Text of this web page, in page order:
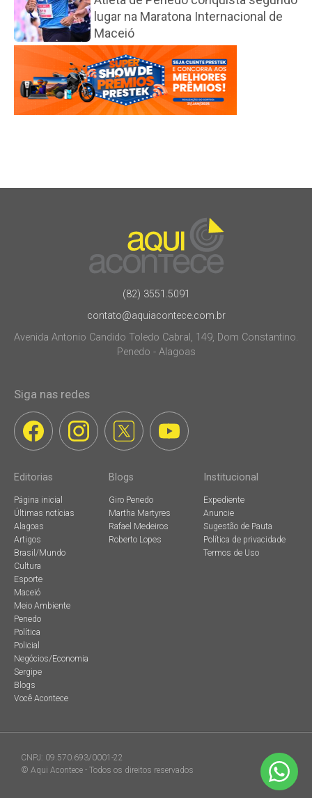
lugar na Maratona Internacional de
Maceió
(82) 3551.5091
contato@aquiacontece.com.br
Avenida Antonio Candido Toledo Cabral, 149, Dom Constantino.
Penedo - Alagoas
Siga nas redes
Editorias
Página inicial
Últimas notícias
Alagoas
Artigos
Brasil/Mundo
Cultura
Esporte
Maceió
Meio Ambiente
Penedo
Política
Policial
Negócios/Economia
Sergipe
Blogs
Você Acontece
Blogs
Giro Penedo
Martha Martyres
Rafael Medeiros
Roberto Lopes
Institucional
Expediente
Anuncie
Sugestão de Pauta
Política de privacidade
Termos de Uso
CNPJ: 09.570.693/0001-22
© Aqui Acontece - Todos os direitos reservados